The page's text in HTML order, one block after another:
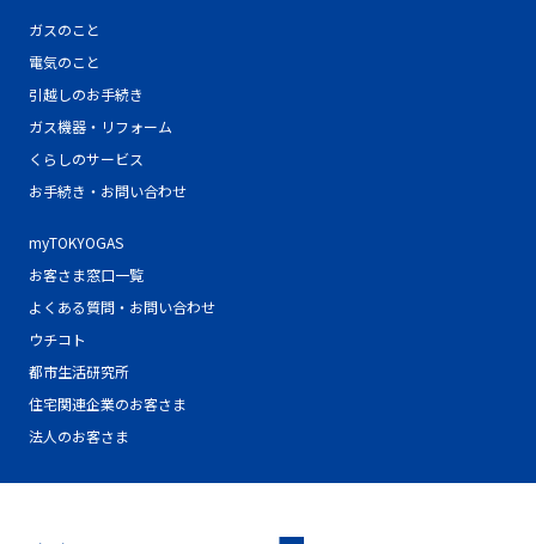
ガスのこと
電気のこと
引越しのお手続き
ガス機器・リフォーム
くらしのサービス
お手続き・お問い合わせ
myTOKYOGAS
お客さま窓口一覧
よくある質問・お問い合わせ
ウチコト
都市生活研究所
住宅関連企業のお客さま
法人のお客さま